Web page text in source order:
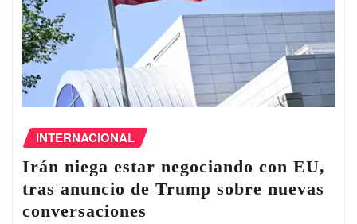
INTERNACIONAL
Irán niega estar negociando con EU,
tras anuncio de Trump sobre nuevas
conversaciones